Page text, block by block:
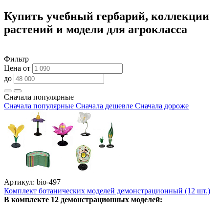
Купить учебный гербарий, коллекции
растений и модели для агрокласса
Фильтр
Цена от
до
Сначала популярные
Сначала популярные Сначала дешевле Сначала дороже
Артикул: bio-497
Комплект ботанических моделей демонстрационный (12 шт.)
В комплекте 12 демонстрационных моделей: